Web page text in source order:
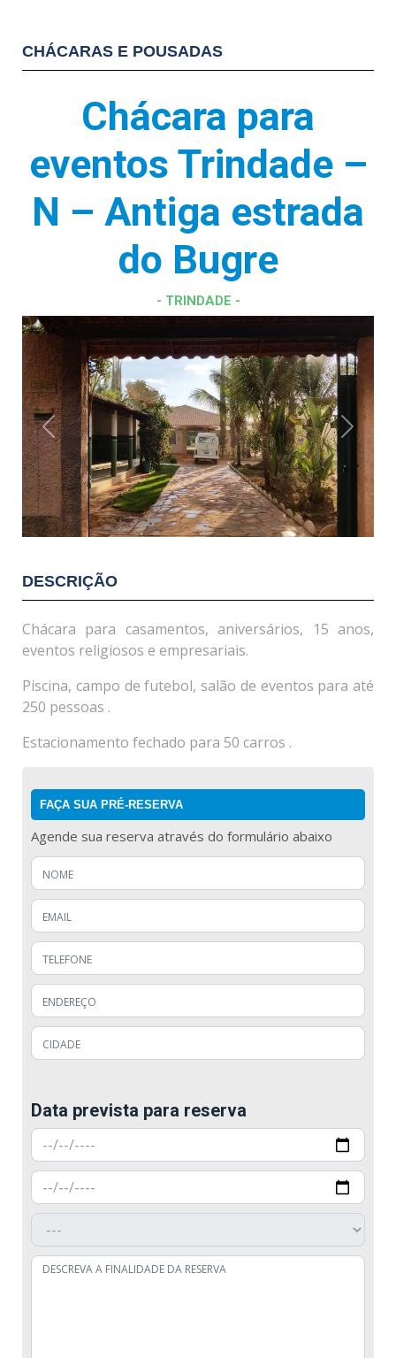
CHÁCARAS E POUSADAS
Chácara para
eventos Trindade –
N – Antiga estrada
do Bugre
- TRINDADE -
Previous Next
DESCRIÇÃO
Chácara para casamentos, aniversários, 15 anos,
eventos religiosos e empresariais.
Piscina, campo de futebol, salão de eventos para até
250 pessoas .
Estacionamento fechado para 50 carros .
FAÇA SUA PRÉ-RESERVA
Agende sua reserva através do formulário abaixo
Data prevista para reserva